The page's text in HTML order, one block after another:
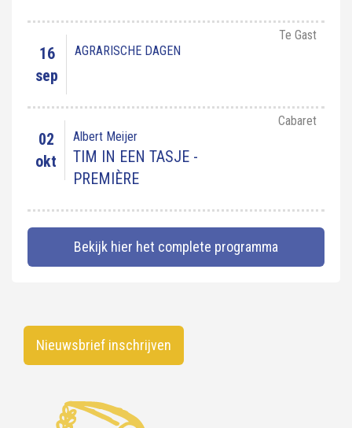
16
sep
AGRARISCHE DAGEN
Te Gast
02
okt
Albert Meijer
TIM IN EEN TASJE -
PREMIÈRE
Cabaret
Bekijk hier het complete programma
Nieuwsbrief inschrijven